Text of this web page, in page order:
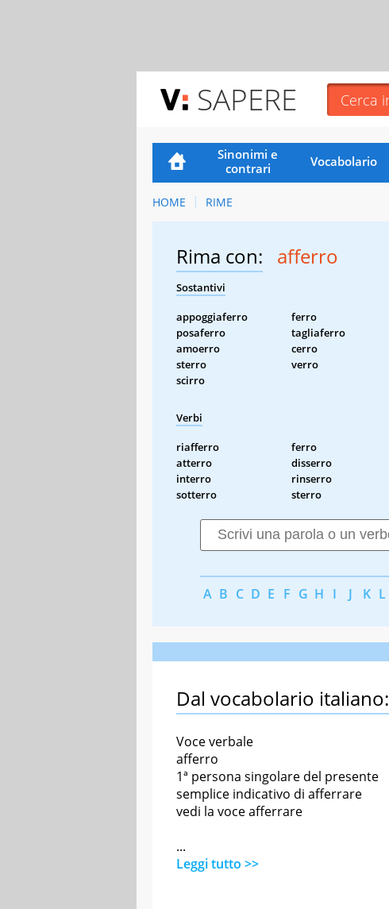
SAPERE
Sinonimi e
contrari
Vocabolario
HOME RIME
Rima con: afferro
Sostantivi
appoggiaferro ferro
posaferro
tagliaferro
amoerro
cerro
sterro
verro
scirro
Verbi
riafferro ferro
atterro
disserro
interro
rinserro
sotterro
sterro
A B C D E F G H I J K L
Dal vocabolario italiano:
Voce verbale
afferro
1ª persona singolare del presente
semplice indicativo di afferrare
vedi la voce afferrare
...
Leggi tutto >>